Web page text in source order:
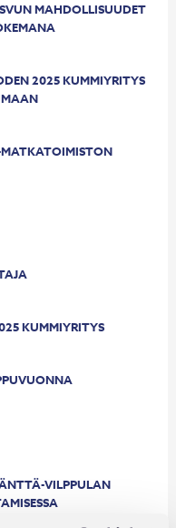
MAHDOLLISUUDET
2025 KUMMIYRITYS
MATKATOIMISTON
KUMMIYRITYS
VILPPULAN